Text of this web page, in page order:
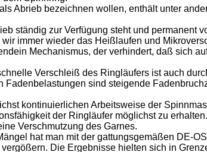
Abrieb bezeichnen wollen, enthält unter
ständig zur Verfügung steht und permanent
immer wieder das Heißlaufen und
Mechanismus, der verhindert, daß sich
Verschleiß des Ringläufers ist auch
Fadenbelastungen sind steigende
kontinuierlichen Arbeitsweise der
der Ringläufer möglichst zu
Verschmutzung des Garnes.
hat man mit der gattungsgemäßen DE-
Die Ergebnisse hielten sich in